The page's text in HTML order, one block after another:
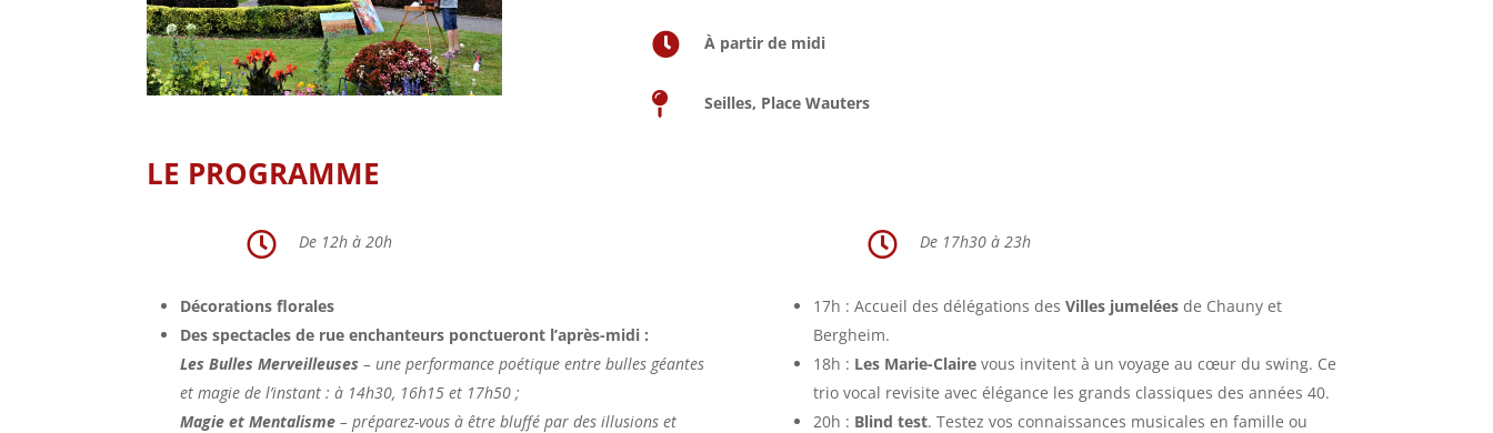
 À partir de midi
 Seilles, Place Wauters
LE PROGRAMME
 De 12h à 20h
Décorations florales
Des spectacles de rue enchanteurs ponctueront l’après-midi :
Les Bulles Merveilleuses – une performance poétique entre bulles géantes
et magie de l’instant : à 14h30, 16h15 et 17h50 ;
Magie et Mentalisme – préparez-vous à être bluffé par des illusions et
 De 17h30 à 23h
17h : Accueil des délégations des Villes jumeléesde Chauny et
Bergheim.
18h : Les Marie-Claire vous invitent à un voyage au cœur du swing. Ce
trio vocal revisite avec élégance les grands classiques des années 40.
20h : Blind test. Testez vos connaissances musicales en famille ou